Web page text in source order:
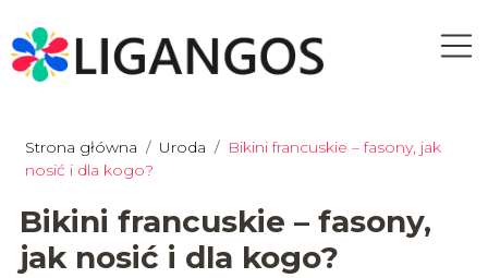
Strona główna / Uroda / Bikini francuskie – fasony, jak
nosić i dla kogo?
Bikini francuskie – fasony,
jak nosić i dla kogo?